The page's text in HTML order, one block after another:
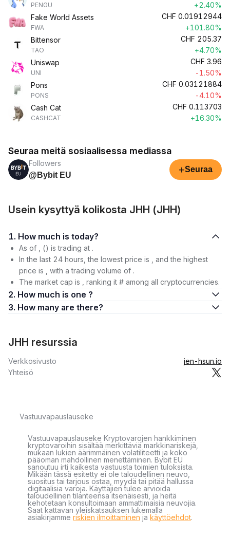
PENGU
+2.40%
Fake World Assets
FWA
CHF 0.01912944
+101.80%
Bittensor
TAO
CHF 205.37
+4.70%
Uniswap
UNI
CHF 3.96
-1.50%
Pons
PONS
CHF 0.03121884
-4.10%
Cash Cat
CASHCAT
CHF 0.113703
+16.30%
Seuraa meitä sosiaalisessa mediassa
Followers
@Bybit EU
+Seuraa
Usein kysyttyä kolikosta JHH (JHH)
1. How much is today?
As of , () is trading at .
In the last 24 hours, the lowest price is , and the highest
price is , with a trading volume of .
The market cap is , ranking it # among all cryptocurrencies.
2. How much is one ?
3. How many are there?
JHH resurssia
Verkkosivusto
jen-hsun.io
Yhteisö
Vastuuvapauslauseke
Vastuuvapauslauseke Kryptovarojen hankkiminen
kryptovaroihin sisältää merkittäviä markkinariskejä,
mukaan lukien äärimmäinen volatiliteetti ja koko
pääoman mahdollinen menettäminen. Bybit EU
sanoutuu irti kaikesta vastuusta toimien tuloksista.
Mikään tässä esitetty ei ole taloudellinen neuvo,
suositus tai tarjous ostaa, myydä tai pitää hallussa
digitaalisia varoja. Käyttäjien tulee arvioida
taloudellinen tilanteensa itsenäisesti, ja heitä
kehotetaan konsultoimaan ammattimaisia neuvojia.
Saat kattavan yleiskatsauksen lukemalla
asiakirjamme riskien ilmoittaminen ja käyttöehdot.